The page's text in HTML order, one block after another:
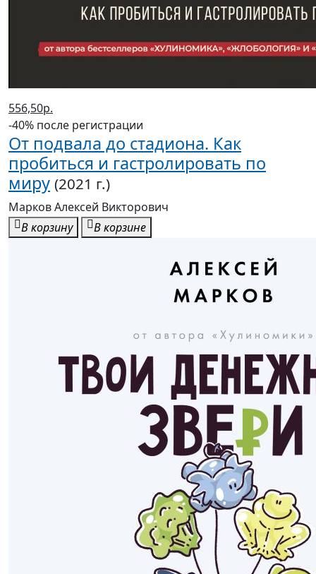
556,50р.
-40% после регистрации
От подвала до стадиона. Как
пробиться и гастролировать по
миру (2021 г.)
Марков Алексей Викторович
В корзину
В корзине